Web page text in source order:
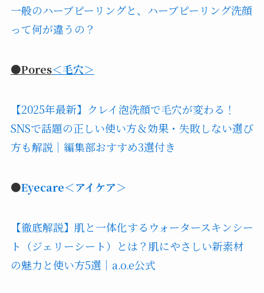
一般のハーブピーリングと、ハーブピーリング洗顔
って何が違うの？
●Pores＜毛穴＞
【2025年最新】クレイ泡洗顔で毛穴が変わる！
SNSで話題の正しい使い方＆効果・失敗しない選び
方も解説｜編集部おすすめ3選付き
●Eyecare＜アイケア＞
【徹底解説】肌と一体化するウォータースキンシー
ト（ジェリーシート）とは？肌にやさしい新素材
の魅力と使い方5選｜a.o.e公式